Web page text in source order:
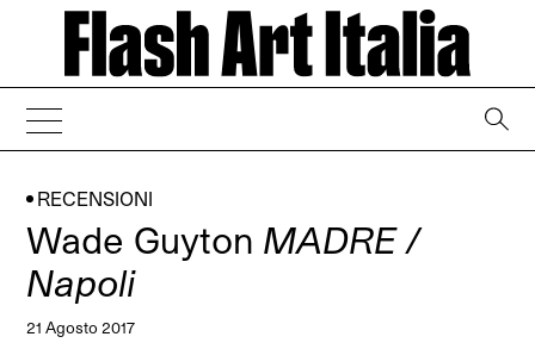
RECENSIONI
Wade Guyton MADRE /
Napoli
21 Agosto 2017